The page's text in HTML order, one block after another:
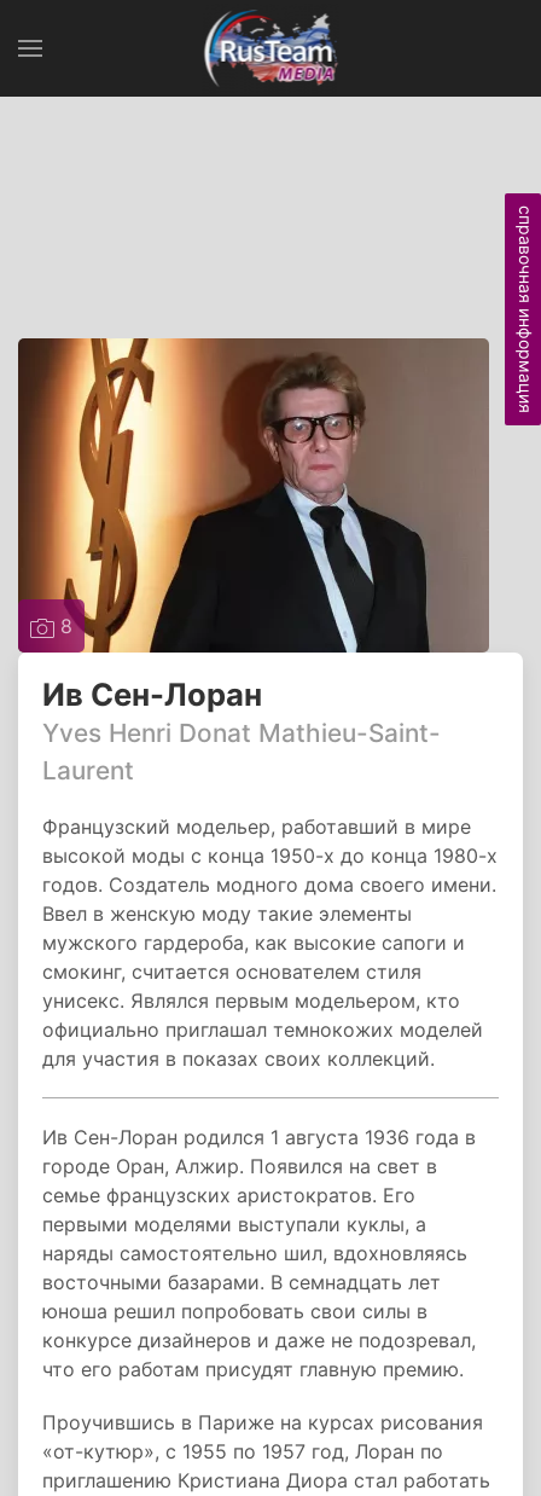
8
Ив Сен-Лоран
Yves Henri Donat Mathieu-Saint-
Laurent
Французский модельер, работавший в мире
высокой моды с конца 1950-х до конца 1980-х
годов. Создатель модного дома своего имени.
Ввел в женскую моду такие элементы
мужского гардероба, как высокие сапоги и
смокинг, считается основателем стиля
унисекс. Являлся первым модельером, кто
официально приглашал темнокожих моделей
для участия в показах своих коллекций.
Ив Сен-Лоран родился 1 августа 1936 года в
городе Оран, Алжир. Появился на свет в
семье французских аристократов. Его
первыми моделями выступали куклы, а
наряды самостоятельно шил, вдохновляясь
восточными базарами. В семнадцать лет
юноша решил попробовать свои силы в
конкурсе дизайнеров и даже не подозревал,
что его работам присудят главную премию.
Проучившись в Париже на курсах рисования
«от-кутюр», с 1955 по 1957 год, Лоран по
приглашению Кристиана Диора стал работать
справочная информация